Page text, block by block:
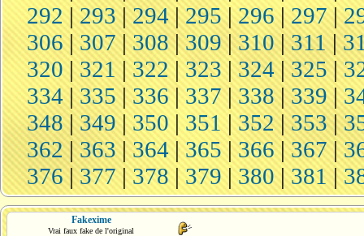
292|293| 294|295|296|297|
306 |307|308|309|310|311|
320|321| 322 |323 | 324| 325|
334|335 |336| 337|338 |339 |
348|349|350 | 351 |352|353|
362|363|364 |365 |366|367|
376|377 | 378 | 379 | 380| 381 |
Fakexime
Vrai faux fake de l'original